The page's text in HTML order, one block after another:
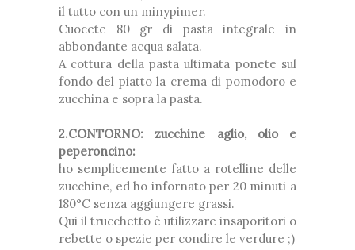
il tutto con un minypimer.
Cuocete 80 gr di pasta integrale in
abbondante acqua salata.
A cottura della pasta ultimata ponete sul
fondo del piatto la crema di pomodoro e
zucchina e sopra la pasta.
2.CONTORNO: zucchine aglio, olio e
peperoncino:
ho semplicemente fatto a rotelline delle
zucchine, ed ho infornato per 20 minuti a
180°C senza aggiungere grassi.
Qui il trucchetto è utilizzare insaporitori o
rebette o spezie per condire le verdure ;)